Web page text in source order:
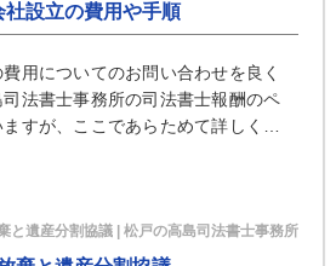
社設立の費用や手順
用についてのお問い合わせを良く
法書士事務所の司法書士報酬のペ
すが、ここであらためて詳しく解
と遺産分割協議 | 松戸の高島司法書士事務所